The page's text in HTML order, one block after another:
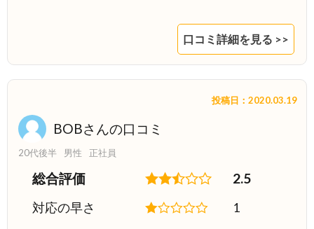
口コミ詳細を見る >>
BOBさんの口コミ
投稿日：2020.03.19
20代後半 男性 正社員
総合評価 2.5
対応の早さ 1